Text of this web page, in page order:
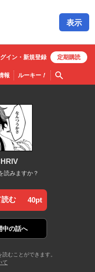
表示
報 ルーキー！ 検索
イン・ 新規登録 定期購読
読みますか？
む 40pt
中の話へ
むことができます。
て